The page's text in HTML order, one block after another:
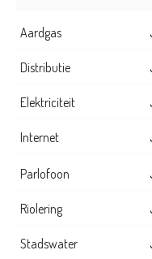
Aardgas
Distributie
Elektriciteit
Internet
Parlofoon
Riolering
Stadswater